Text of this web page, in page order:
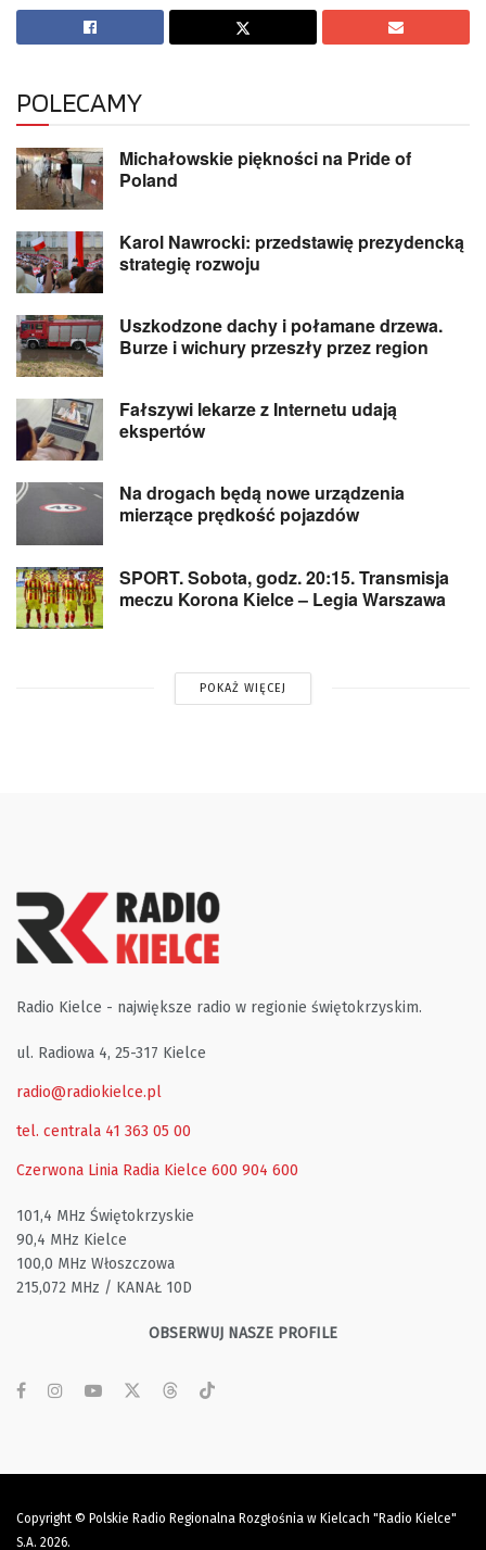
POLECAMY
Michałowskie piękności na Pride of
Poland
Karol Nawrocki: przedstawię prezydencką
strategię rozwoju
Uszkodzone dachy i połamane drzewa.
Burze i wichury przeszły przez region
Fałszywi lekarze z Internetu udają
ekspertów
Na drogach będą nowe urządzenia
mierzące prędkość pojazdów
SPORT. Sobota, godz. 20:15. Transmisja
meczu Korona Kielce – Legia Warszawa
POKAŻ WIĘCEJ
Radio Kielce - największe radio w regionie świętokrzyskim.
ul. Radiowa 4, 25-317 Kielce
radio@radiokielce.pl
tel. centrala 41 363 05 00
Czerwona Linia Radia Kielce 600 904 600
101,4 MHz Świętokrzyskie
90,4 MHz Kielce
100,0 MHz Włoszczowa
215,072 MHz / KANAŁ 10D
OBSERWUJ NASZE PROFILE
Copyright © Polskie Radio Regionalna Rozgłośnia w Kielcach "Radio Kielce"
S.A. 2026.